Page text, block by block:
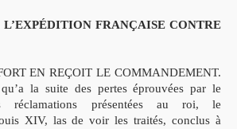
L’EXPÉDITION FRANÇAISE CONTRE
EN REÇOIT LE COMMANDEMENT.
la suite des pertes éprouvées par le
réclamations présentées au roi, le
XIV, las de voir les traités, conclus à